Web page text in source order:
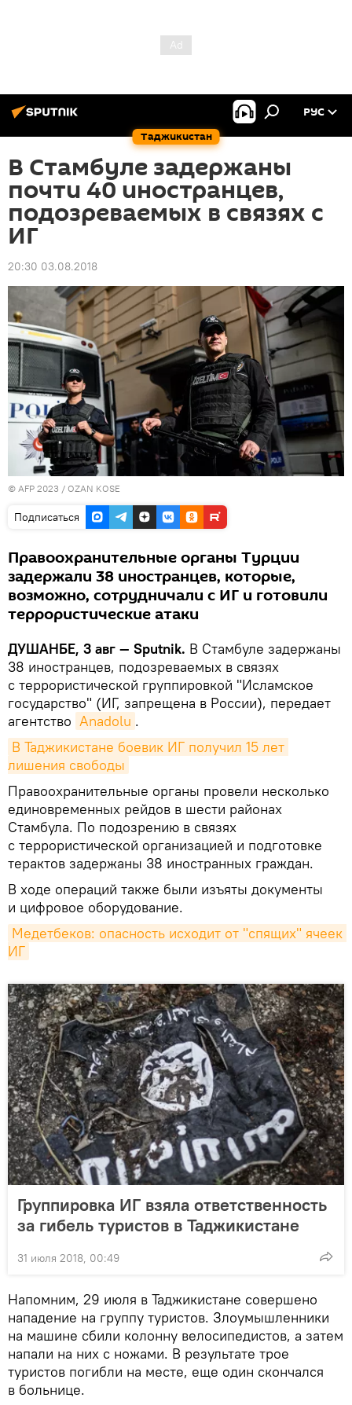
Таджикистан
РУС
В Стамбуле задержаны
почти 40 иностранцев,
подозреваемых в связях с
ИГ
20:30 03.08.2018
© AFP 2023 / OZAN KOSE
Подписаться
Правоохранительные органы Турции
задержали 38 иностранцев, которые,
возможно, сотрудничали с ИГ и готовили
террористические атаки
ДУШАНБЕ, 3 авг — Sputnik. В Стамбуле задержаны
38 иностранцев, подозреваемых в связях
с террористической группировкой "Исламское
государство" (ИГ, запрещена в России), передает
агентство Anadolu .
В Таджикистане боевик ИГ получил 15 лет
лишения свободы
Правоохранительные органы провели несколько
единовременных рейдов в шести районах
Стамбула. По подозрению в связях
с террористической организацией и подготовке
терактов задержаны 38 иностранных граждан.
В ходе операций также были изъяты документы
и цифровое оборудование.
Медетбеков: опасность исходит от "спящих" ячеек
ИГ
Группировка ИГ взяла ответственность
за гибель туристов в Таджикистане
31 июля 2018, 00:49
Напомним, 29 июля в Таджикистане совершено
нападение на группу туристов. Злоумышленники
на машине сбили колонну велосипедистов, а затем
напали на них с ножами. В результате трое
туристов погибли на месте, еще один скончался
в больнице.